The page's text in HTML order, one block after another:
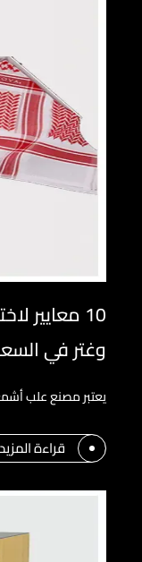
10
وغتر في
يعتبر مصنع علب
قراءة المزيد